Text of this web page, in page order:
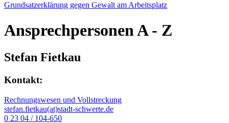
Grundsatzerklärung gegen Gewalt am Arbeitsplatz
AnsprechpersonenA - Z
Stefan Fietkau
Kontakt:
Rechnungswesen und Vollstreckung
stefan.fietkau(at)stadt-schwerte.de
0 23 04 / 104-650